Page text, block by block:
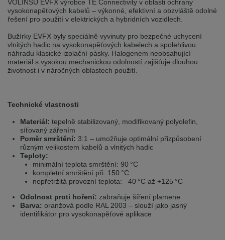
selected one. This website is also available in German. Would you like to
switch to the German version?
Wir haben erkannt, dass ihr Browser eine andere Sprache als die derzeit
angezeigte bevorzugt. Diese Webseite ist auch auf Deutsch verfügbar.
Möchten Sie zur Deutschen Version wechseln?
We have detected, that your browser prefers another language than the
switch to the Czech version?
Switch to Czech version Stay on this version
Zdá se, že Váš prohlížeč je v jiném jazyce, než jaký je momentálně používán.
Tato stránka je k dispozici i v češtině. Chcete přepnout na českou verzi?
Přepnout na českou verzi Zůstaňte v této verzi
Váš prohlížeč se zdá být v jiném jazyce, než je právě používaný jazyk. Tato
stránka je také k dispozici v němčině. Přejete si přejít na německou verzi?
VOLINSU EVFX výrobce TE Connectivity v oblasti ochrany
vysokonapěťových kabelů – výkonné, efektivní a obzvláště odolné
řešení pro použití v elektrických a hybridních vozidlech.
Bužírky EVFX byly speciálně vyvinuty pro bezpečné uchycení
vlnitých hadic na vysokonapěťových kabelech a spolehlivou
náhradu klasické izolační pásky. Halogenem neobsahující
materiál s vysokou mechanickou odolností zajišťuje dlouhou
životnost i v náročných oblastech použití.
Technické vlastnosti
Materiál: tepelně stabilizovaný, modifikovaný polyolefin,
síťovaný zářením
Poměr smrštění: 3:1 – umožňuje optimální přizpůsobení
různým velikostem kabelů a vlnitých hadic
Teploty:
minimální teplota smrštění: 90 °C
kompletní smrštění při: 150 °C
nepřetržitá provozní teplota: –40 °C až +125 °C
Odolnost proti hoření: zabraňuje šíření plamene
Barva: oranžová podle RAL 2003 – slouží jako jasný
identifikátor pro vysokonapěťové aplikace